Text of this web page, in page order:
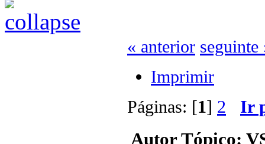
« anterior seguinte
Imprimir
Páginas: [1] 2 Ir
AutorTópico: